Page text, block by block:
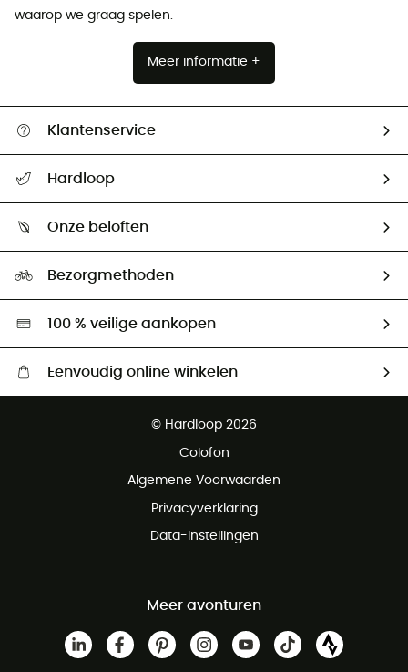
waarop we graag spelen.
Meer informatie +
Klantenservice
Mijn zending volgen
Retourzendingen & Terugbetalingen
Hardloop
Ambassadeurs
Onze beloften
Hardgreen
Bezorgmethoden
100 % veilige aankopen
Eenvoudig online winkelen
Gratis retourneren binnen 100 dagen
© Hardloop 2026
Colofon
Algemene Voorwaarden
Privacyverklaring
Data-instellingen
Meer avonturen